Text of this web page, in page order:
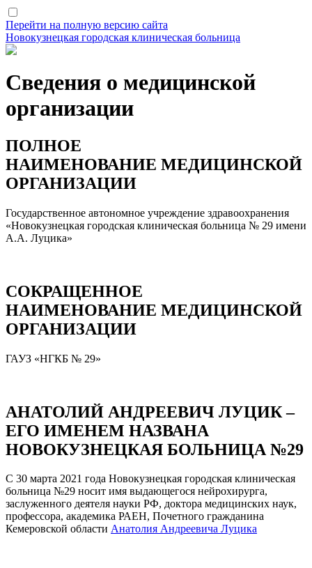
Перейти на полную версию сайта
Новокузнецкая городская клиническая больница
Сведения о медицинской
организации
ПОЛНОЕ
НАИМЕНОВАНИЕ МЕДИЦИНСКОЙ
ОРГАНИЗАЦИИ
Государственное автономное учреждение здравоохранения
«Новокузнецкая городская клиническая больница № 29 имени
А.А. Луцика»
СОКРАЩЕННОЕ
НАИМЕНОВАНИЕ МЕДИЦИНСКОЙ
ОРГАНИЗАЦИИ
ГАУЗ «НГКБ № 29»
АНАТОЛИЙ АНДРЕЕВИЧ ЛУЦИК –
ЕГО ИМЕНЕМ НАЗВАНА
НОВОКУЗНЕЦКАЯ БОЛЬНИЦА №29
С 30 марта 2021 года Новокузнецкая городская клиническая
больница №29 носит имя выдающегося нейрохирурга,
заслуженного деятеля науки РФ, доктора медицинских наук,
профессора, академика РАЕН, Почетного гражданина
Кемеровской области Анатолия Андреевича Луцика